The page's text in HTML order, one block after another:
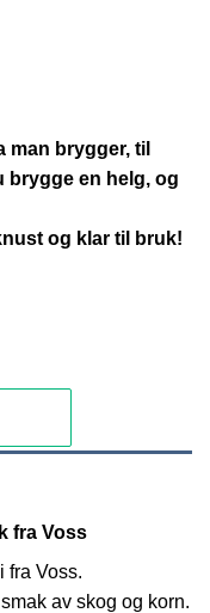
man brygger, til
brygge en helg, og
og klar til bruk!
fra Voss
fra Voss.
av skog og korn.